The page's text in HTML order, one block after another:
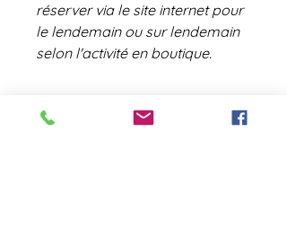
réserver via le site internet pour
le lendemain ou sur lendemain
selon l'activité en boutique.